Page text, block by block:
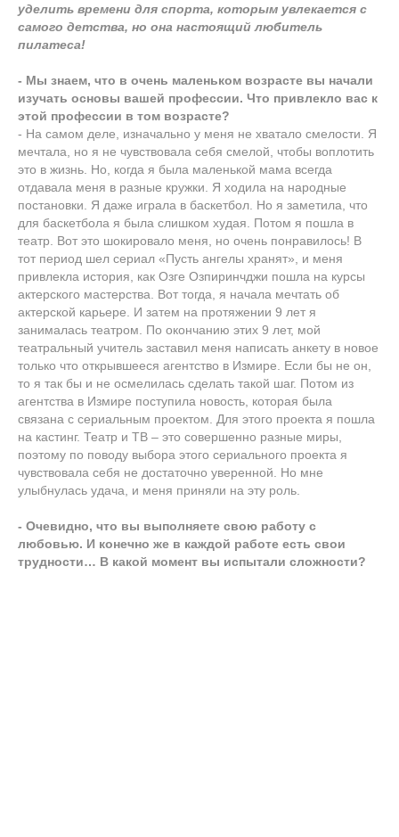
уделить времени для спорта, которым увлекается с
самого детства, но она настоящий любитель
пилатеса!
- Мы знаем, что в очень маленьком возрасте вы начали
изучать основы вашей профессии. Что привлекло вас к
этой профессии в том возрасте?
- На самом деле, изначально у меня не хватало смелости. Я
мечтала, но я не чувствовала себя смелой, чтобы воплотить
это в жизнь. Но, когда я была маленькой мама всегда
отдавала меня в разные кружки. Я ходила на народные
постановки. Я даже играла в баскетбол. Но я заметила, что
для баскетбола я была слишком худая. Потом я пошла в
театр. Вот это шокировало меня, но очень понравилось! В
тот период шел сериал «Пусть ангелы хранят», и меня
привлекла история, как Озге Озпиринчджи пошла на курсы
актерского мастерства. Вот тогда, я начала мечтать об
актерской карьере. И затем на протяжении 9 лет я
занималась театром. По окончанию этих 9 лет, мой
театральный учитель заставил меня написать анкету в новое
только что открывшееся агентство в Измире. Если бы не он,
то я так бы и не осмелилась сделать такой шаг. Потом из
агентства в Измире поступила новость, которая была
связана с сериальным проектом. Для этого проекта я пошла
на кастинг. Театр и ТВ – это совершенно разные миры,
поэтому по поводу выбора этого сериального проекта я
чувствовала себя не достаточно уверенной. Но мне
улыбнулась удача, и меня приняли на эту роль.
- Очевидно, что вы выполняете свою работу с
любовью. И конечно же в каждой работе есть свои
трудности… В какой момент вы испытали сложности?